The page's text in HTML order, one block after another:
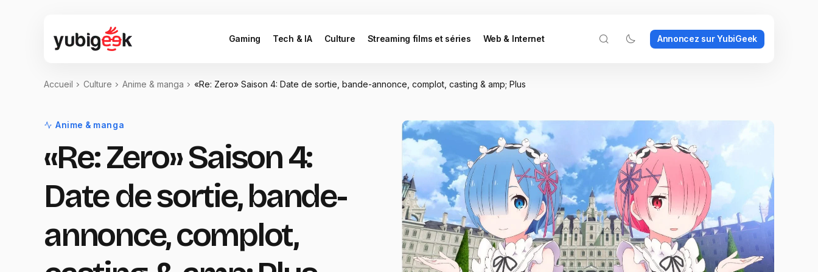
Gaming Tech & IA Culture Streaming films et séries Web & Internet Annoncez sur YubiGeek
Accueil Culture Anime & manga «Re: Zero» Saison 4: Date de sortie, bande-annonce, complot, casting & amp; Plus
Anime & manga
«Re: Zero» Saison 4:
Date de sortie, bande-
annonce, complot,